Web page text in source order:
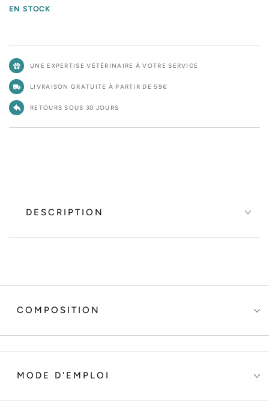
i/d
Care
chien
i/d
chien
EN STOCK
UNE EXPERTISE VÉTÉRINAIRE À VOTRE SERVICE
LIVRAISON GRATUITE À PARTIR DE 59€
RETOURS SOUS 30 JOURS
DESCRIPTION
COMPOSITION
MODE D'EMPLOI